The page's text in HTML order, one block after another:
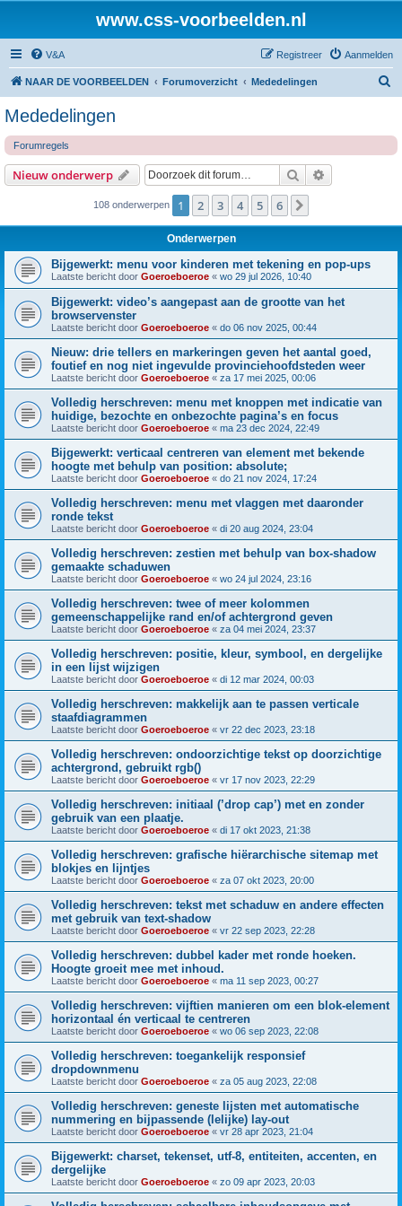
www.css-voorbeelden.nl
V&A Aanmelden
Registreer
NAAR DE VOORBEELDEN Forumoverzicht Mededelingen
Mededelingen
Forumregels
Nieuw onderwerp Zoek
108 onderwerpen 1 2 3 4 5 6
Onderwerpen
Bijgewerkt: menu voor kinderen met tekening en pop-ups
Laatste bericht door Goeroeboeroe « wo 29 jul 2026, 10:40
Bijgewerkt: video’s aangepast aan de grootte van het
browservenster
Laatste bericht door Goeroeboeroe « do 06 nov 2025, 00:44
Nieuw: drie tellers en markeringen geven het aantal goed,
foutief en nog niet ingevulde provinciehoofdsteden weer
Laatste bericht door Goeroeboeroe « za 17 mei 2025, 00:06
Volledig herschreven: menu met knoppen met indicatie van
huidige, bezochte en onbezochte pagina’s en focus
Laatste bericht door Goeroeboeroe « ma 23 dec 2024, 22:49
Bijgewerkt: verticaal centreren van element met bekende
hoogte met behulp van position: absolute;
Laatste bericht door Goeroeboeroe « do 21 nov 2024, 17:24
Volledig herschreven: menu met vlaggen met daaronder
ronde tekst
Laatste bericht door Goeroeboeroe « di 20 aug 2024, 23:04
Volledig herschreven: zestien met behulp van box-shadow
gemaakte schaduwen
Laatste bericht door Goeroeboeroe « wo 24 jul 2024, 23:16
Volledig herschreven: twee of meer kolommen
gemeenschappelijke rand en/of achtergrond geven
Laatste bericht door Goeroeboeroe « za 04 mei 2024, 23:37
Volledig herschreven: positie, kleur, symbool, en dergelijke
in een lijst wijzigen
Laatste bericht door Goeroeboeroe « di 12 mar 2024, 00:03
Volledig herschreven: makkelijk aan te passen verticale
staafdiagrammen
Laatste bericht door Goeroeboeroe « vr 22 dec 2023, 23:18
Volledig herschreven: ondoorzichtige tekst op doorzichtige
achtergrond, gebruikt rgb()
Laatste bericht door Goeroeboeroe « vr 17 nov 2023, 22:29
Volledig herschreven: initiaal (’drop cap’) met en zonder
gebruik van een plaatje.
Laatste bericht door Goeroeboeroe « di 17 okt 2023, 21:38
Volledig herschreven: grafische hiërarchische sitemap met
blokjes en lijntjes
Laatste bericht door Goeroeboeroe « za 07 okt 2023, 20:00
Volledig herschreven: tekst met schaduw en andere effecten
met gebruik van text-shadow
Laatste bericht door Goeroeboeroe « vr 22 sep 2023, 22:28
Volledig herschreven: dubbel kader met ronde hoeken.
Hoogte groeit mee met inhoud.
Laatste bericht door Goeroeboeroe « ma 11 sep 2023, 00:27
Volledig herschreven: vijftien manieren om een blok-element
horizontaal én verticaal te centreren
Laatste bericht door Goeroeboeroe « wo 06 sep 2023, 22:08
Volledig herschreven: toegankelijk responsief
dropdownmenu
Laatste bericht door Goeroeboeroe « za 05 aug 2023, 22:08
Volledig herschreven: geneste lijsten met automatische
nummering en bijpassende (lelijke) lay-out
Laatste bericht door Goeroeboeroe « vr 28 apr 2023, 21:04
Bijgewerkt: charset, tekenset, utf-8, entiteiten, accenten, en
dergelijke
Laatste bericht door Goeroeboeroe « zo 09 apr 2023, 20:03